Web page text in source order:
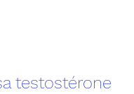
testostérone